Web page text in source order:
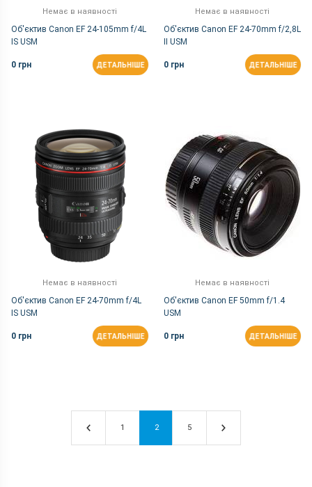
Немає в наявності
Об'єктив Canon EF 24-105mm f/4L
IS USM
0 грн ДЕТАЛЬНІШЕ
Немає в наявності
Об'єктив Canon EF 24-70mm f/2,8L
II USM
0 грн ДЕТАЛЬНІШЕ
Немає в наявності
Об'єктив Canon EF 24-70mm f/4L
IS USM
0 грн ДЕТАЛЬНІШЕ
Немає в наявності
Об'єктив Canon EF 50mm f/1.4
USM
0 грн ДЕТАЛЬНІШЕ
1 2 5